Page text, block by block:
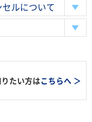
ルについて
たい方はこちらへ ＞